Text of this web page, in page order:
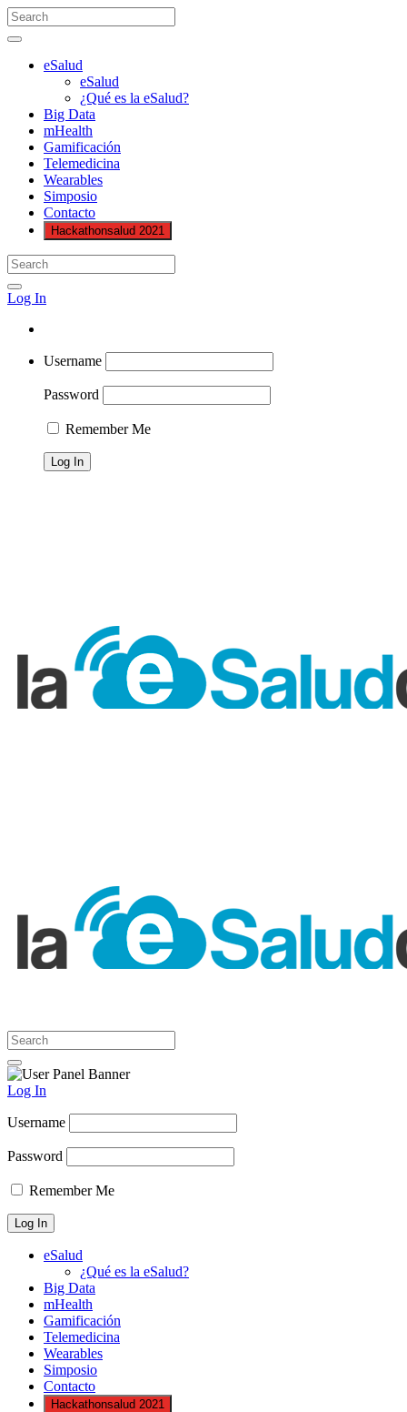
eSalud
eSalud
¿Qué es la eSalud?
Big Data
mHealth
Gamificación
Telemedicina
Wearables
Simposio
Contacto
Hackathonsalud 2021
Log In
Username
Password
Remember Me
Log In
Username
Password
Remember Me
eSalud
¿Qué es la eSalud?
Big Data
mHealth
Gamificación
Telemedicina
Wearables
Simposio
Contacto
Hackathonsalud 2021